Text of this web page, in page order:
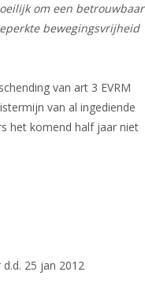
om een betrouwbaar
bewegingsvrijheid
van art 3 EVRM
van al ingediende
het komend half jaar niet
25 jan 2012